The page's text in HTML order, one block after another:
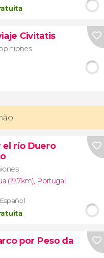
Civitatis
el río Duero
(19.7km), Portugal
Español
por Peso da